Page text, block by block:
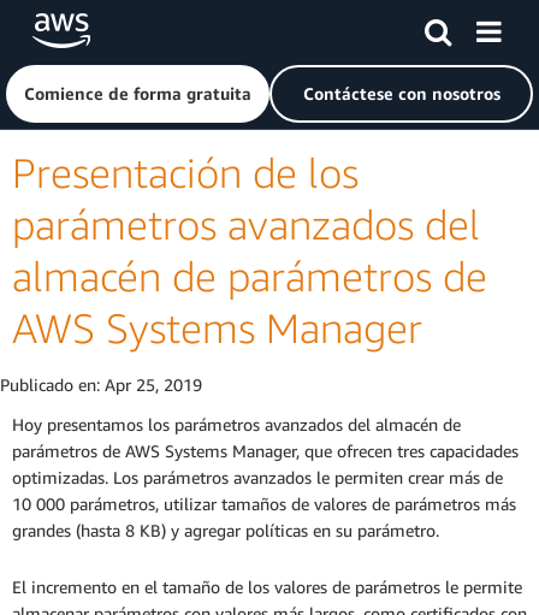
Saltar al contenido principal
Haga clic aquí para volver a la página de inicio de Amazon
Comience de forma gratuita Contáctese con nosotros
Presentación de los
parámetros avanzados del
almacén de parámetros de
AWS Systems Manager
Publicado en: Apr 25, 2019
Hoy presentamos los parámetros avanzados del almacén de
parámetros de AWS Systems Manager, que ofrecen tres capacidades
optimizadas. Los parámetros avanzados le permiten crear más de
10 000 parámetros, utilizar tamaños de valores de parámetros más
grandes (hasta 8 KB) y agregar políticas en su parámetro.
El incremento en el tamaño de los valores de parámetros le permite